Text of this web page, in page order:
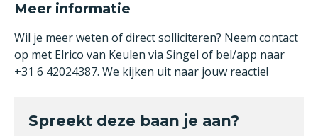
Meer informatie
Wil je meer weten of direct solliciteren? Neem contact
op met Elrico van Keulen via Singel of bel/app naar
+31 6 42024387. We kijken uit naar jouw reactie!
Spreekt deze baan je aan?